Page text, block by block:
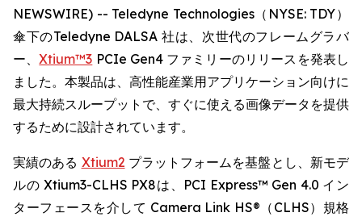
NEWSWIRE) -- Teledyne Technologies（NYSE: TDY）
傘下のTeledyne DALSA 社は、次世代のフレームグラバ
ー、Xtium™3 PCIe Gen4 ファミリーのリリースを発表し
ました。本製品は、高性能産業用アプリケーション向けに
最大持続スループットで、すぐに使える画像データを提供
するために設計されています。
実績のある Xtium2 プラットフォームを基盤とし、新モデ
ルの Xtium3-CLHS PX8は、PCI Express™ Gen 4.0 イン
ターフェースを介して Camera Link HS®（CLHS）規格